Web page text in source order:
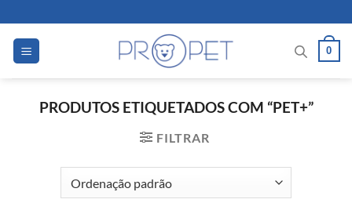
to
content
0
PRODUTOS ETIQUETADOS COM “PET+”
FILTRAR